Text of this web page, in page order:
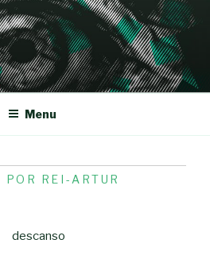
Menu
POR REI-ARTUR